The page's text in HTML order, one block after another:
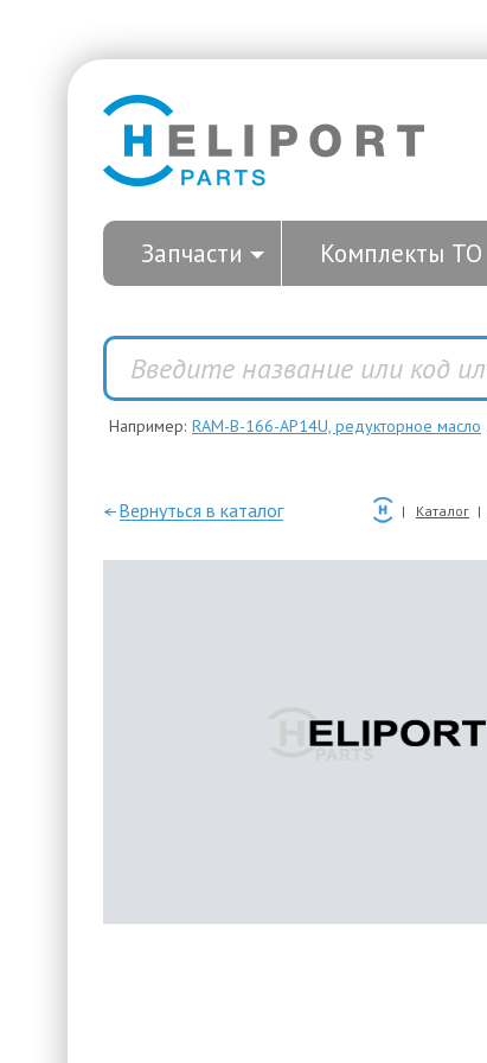
Запчасти Комплекты ТО
Например: RAM-B-166-AP14U, редукторное масло
—Вернуться в каталог Каталог